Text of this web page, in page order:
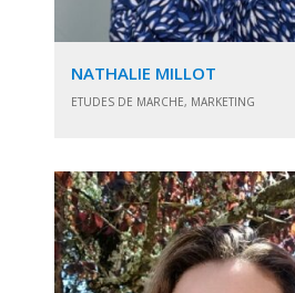
NATHALIE MILLOT
ETUDES DE MARCHE, MARKETING